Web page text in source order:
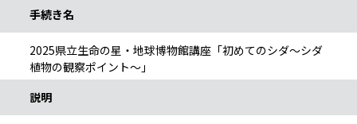
手続き名
2025県立生命の星・地球博物館講座「初めてのシダ～シダ
植物の観察ポイント～」
説明